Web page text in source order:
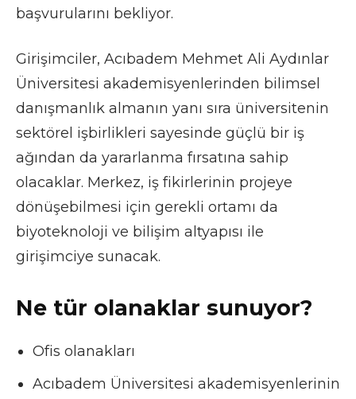
başvurularını bekliyor.
Girişimciler, Acıbadem Mehmet Ali Aydınlar
Üniversitesi akademisyenlerinden bilimsel
danışmanlık almanın yanı sıra üniversitenin
sektörel işbirlikleri sayesinde güçlü bir iş
ağından da yararlanma fırsatına sahip
olacaklar. Merkez, iş fikirlerinin projeye
dönüşebilmesi için gerekli ortamı da
biyoteknoloji ve bilişim altyapısı ile
girişimciye sunacak.
Ne tür olanaklar sunuyor?
Ofis olanakları
Acıbadem Üniversitesi akademisyenlerinin